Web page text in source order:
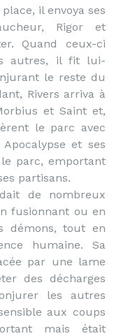
il envoya ses
Rigor et
Quand ceux-ci
autres, il fit lui-
le reste du
Rivers arriva à
et Saint et,
le parc avec
et ses
parc, emportant
partisans.
de nombreux
fusionnant ou en
démons, tout en
humaine. Sa
par une lame
des décharges
les autres
aux coups
mais était